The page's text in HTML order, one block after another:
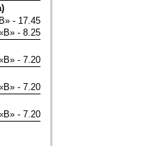
- 17.45
- 8.25
- 7.20
- 7.20
- 7.20